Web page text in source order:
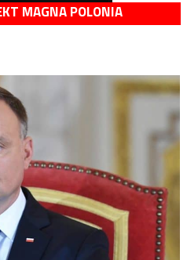
MAGNA POLONIA